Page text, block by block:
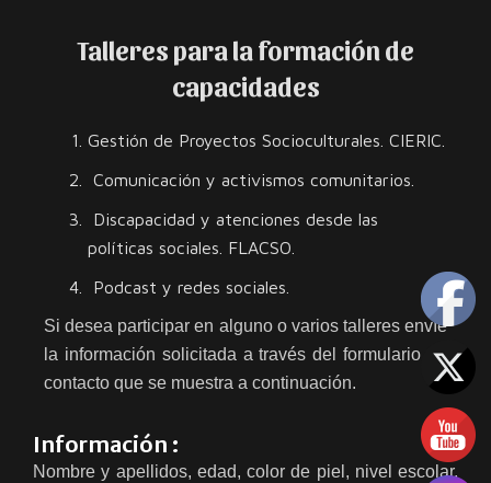
Talleres para la formación de
capacidades
Gestión de Proyectos Socioculturales. CIERIC.
Comunicación y activismos comunitarios.
Discapacidad y atenciones desde las
políticas sociales. FLACSO.
Podcast y redes sociales.
Si desea participar en alguno o varios talleres envíe
la información solicitada a través del formulario de
contacto que se muestra a continuación.
Información :
Nombre y apellidos, edad, color de piel, nivel escolar,